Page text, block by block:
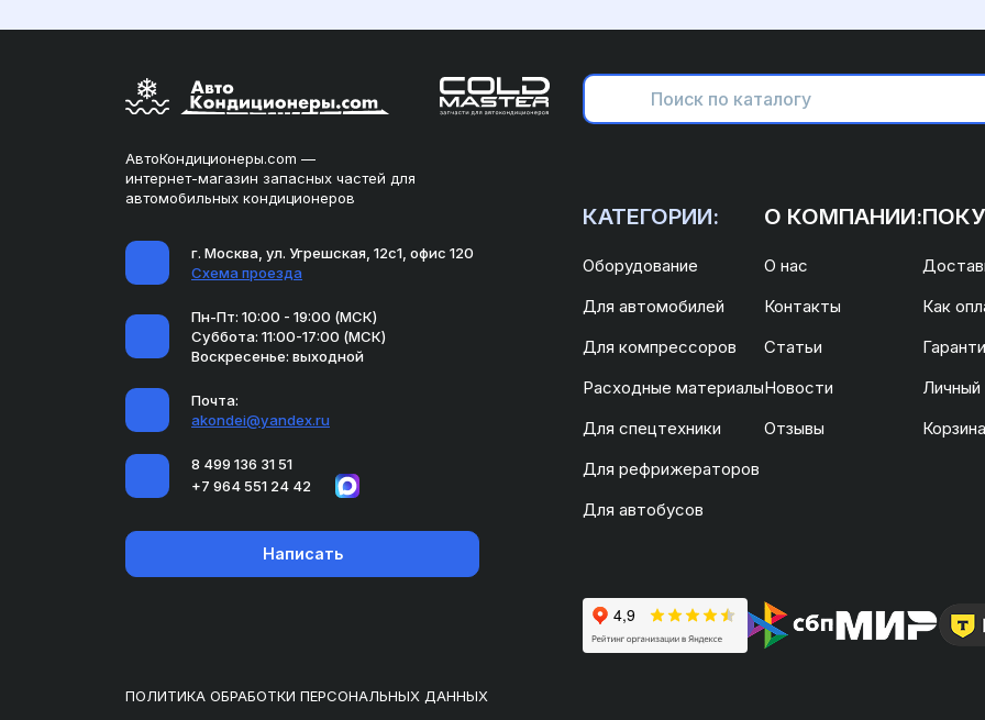
АвтоКондиционеры.com —
интернет-магазин запасных частей для
автомобильных кондиционеров
г. Москва, ул. Угрешская, 12с1, офис 120
Схема проезда
Пн-Пт: 10:00 - 19:00 (МСК)
Суббота: 11:00-17:00 (МСК)
Воскресенье: выходной
Почта:
akondei@yandex.ru
8 499 136 31 51
+7 964 551 24 42
Написать
КАТЕГОРИИ:
Оборудование
Для автомобилей
Для компрессоров
Расходные материалы
Для спецтехники
Для рефрижераторов
Для автобусов
О КОМПАНИИ:
О нас
Контакты
Статьи
Новости
Отзывы
Как
Личный
Корзина
ПОЛИТИКА ОБРАБОТКИ ПЕРСОНАЛЬНЫХ ДАННЫХ